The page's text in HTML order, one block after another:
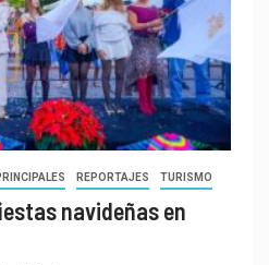
REPORTAJES TURISMO
navideñas en